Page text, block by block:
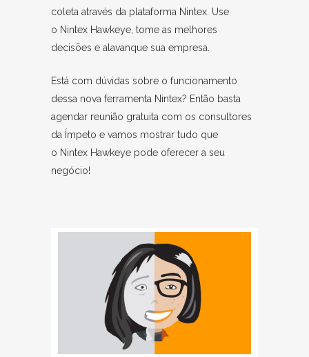
coleta através da plataforma Nintex. Use
o Nintex Hawkeye, tome as melhores
decisões e alavanque sua empresa.
Está com dúvidas sobre o funcionamento
dessa nova ferramenta Nintex? Então basta
agendar reunião gratuita com os consultores
da Ímpeto e vamos mostrar tudo que
o Nintex Hawkeye pode oferecer a seu
negócio!